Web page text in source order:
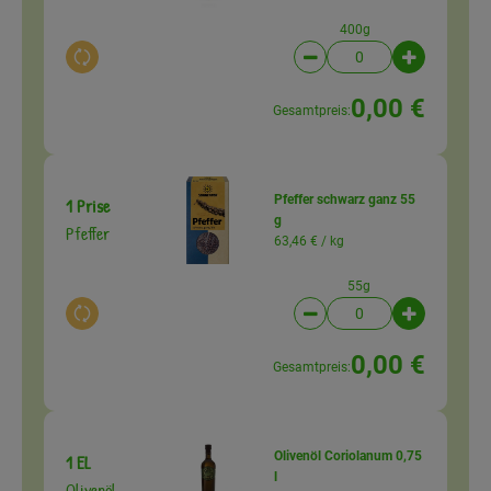
Auswahl ändern
400g
Artikelanzahl
Gesamtpreis:0,00 €
1 Prise
Pfeffer
Auswahl ändern
Pfeffer schwarz ganz 55
g
63,46 € / kg
55g
Artikelanzahl
Gesamtpreis:0,00 €
1 EL
Olivenöl Coriolanum 0,75
l